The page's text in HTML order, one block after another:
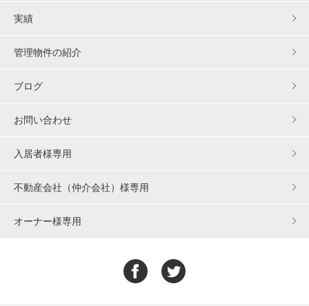
実績
管理物件の紹介
ブログ
お問い合わせ
入居者様専用
不動産会社（仲介会社）様専用
オーナー様専用